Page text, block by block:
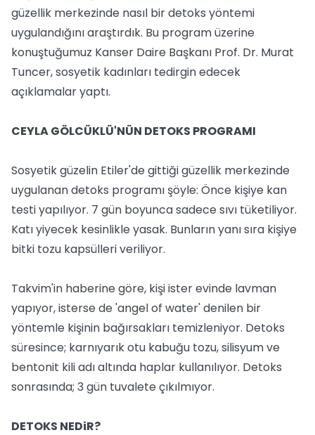
güzellik merkezinde nasıl bir detoks yöntemi
uygulandığını araştırdık. Bu program üzerine
konuştuğumuz Kanser Daire Başkanı Prof. Dr. Murat
Tuncer, sosyetik kadınları tedirgin edecek
açıklamalar yaptı.
CEYLA GÖLCÜKLÜ'NÜN DETOKS PROGRAMI
Sosyetik güzelin Etiler'de gittiği güzellik merkezinde
uygulanan detoks programı şöyle: Önce kişiye kan
testi yapılıyor. 7 gün boyunca sadece sıvı tüketiliyor.
Katı yiyecek kesinlikle yasak. Bunların yanı sıra kişiye
bitki tozu kapsülleri veriliyor.
Takvim'in haberine göre, kişi ister evinde lavman
yapıyor, isterse de 'angel of water' denilen bir
yöntemle kişinin bağırsakları temizleniyor. Detoks
süresince; karnıyarık otu kabuğu tozu, silisyum ve
bentonit kili adı altında haplar kullanılıyor. Detoks
sonrasında; 3 gün tuvalete çıkılmıyor.
DETOKS NEDiR?